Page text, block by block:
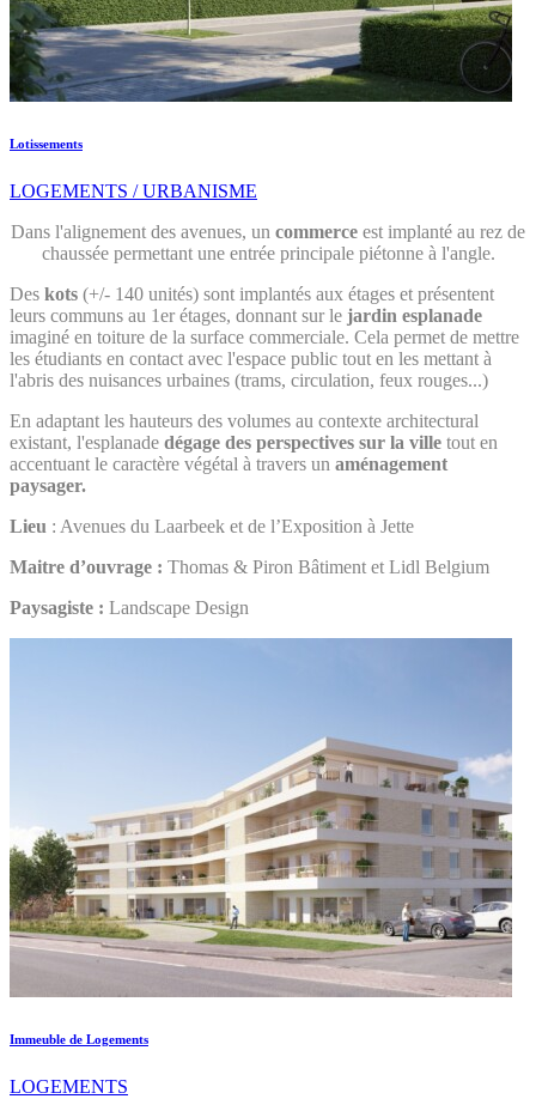
Lotissements
LOGEMENTS / URBANISME
Dans l'alignement des avenues, un commerce est implanté au rez de
chaussée permettant une entrée principale piétonne à l'angle.
Des kots (+/- 140 unités) sont implantés aux étages et présentent
leurs communs au 1er étages, donnant sur le jardin esplanade
imaginé en toiture de la surface commerciale. Cela permet de mettre
les étudiants en contact avec l'espace public tout en les mettant à
l'abris des nuisances urbaines (trams, circulation, feux rouges...)
En adaptant les hauteurs des volumes au contexte architectural
existant, l'esplanade dégage des perspectives sur la ville tout en
accentuant le caractère végétal à travers un aménagement
paysager.
Lieu : Avenues du Laarbeek et de l’Exposition à Jette
Maitre d’ouvrage : Thomas & Piron Bâtiment et Lidl Belgium
Paysagiste : Landscape Design
Immeuble de Logements
LOGEMENTS